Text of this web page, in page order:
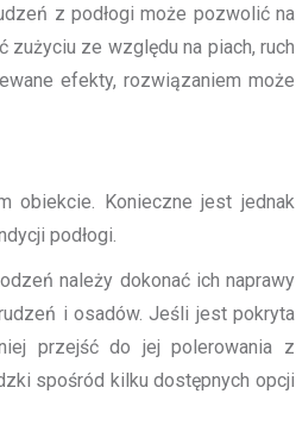
z podłogi może pozwolić na
ze względu na piach, ruch
efekty, rozwiązaniem może
obiekcie. Konieczne jest jednak
podłogi.
należy dokonać ich naprawy
i osadów. Jeśli jest pokryta
przejść do jej polerowania z
spośród kilku dostępnych opcji